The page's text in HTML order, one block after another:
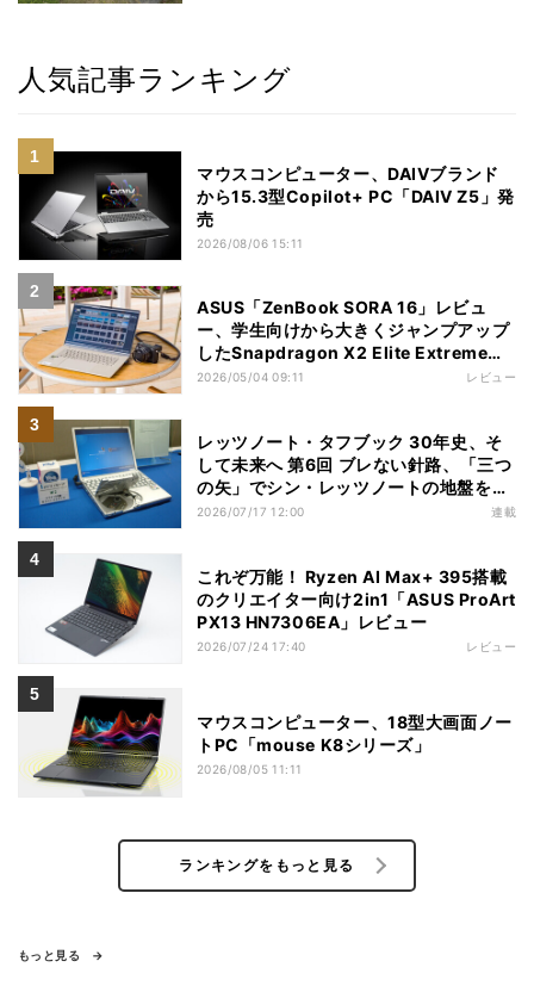
人気記事ランキング
マウスコンピューター、DAIVブランド
から15.3型Copilot+ PC「DAIV Z5」発
売
2026/08/06 15:11
ASUS「ZenBook SORA 16」レビュ
ー、学生向けから大きくジャンプアップ
したSnapdragon X2 Elite Extremeノ
ートPC
2026/05/04 09:11 レビュー
レッツノート・タフブック 30年史、そ
して未来へ 第6回 ブレない針路、「三つ
の矢」でシン・レッツノートの地盤を築
く
2026/07/17 12:00 連載
これぞ万能！ Ryzen AI Max+ 395搭載
のクリエイター向け2in1「ASUS ProArt
PX13 HN7306EA」レビュー
2026/07/24 17:40 レビュー
マウスコンピューター、18型大画面ノー
トPC「mouse K8シリーズ」
2026/08/05 11:11
ランキングをもっと見る
もっと見る